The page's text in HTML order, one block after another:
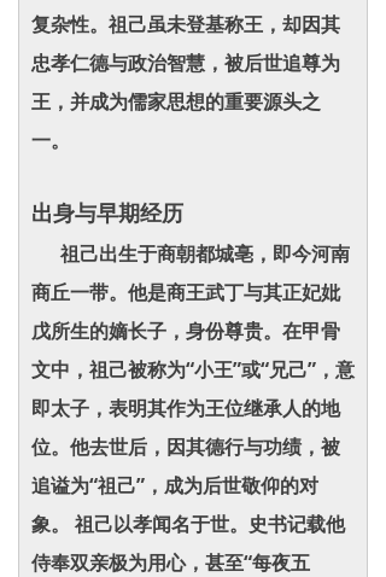
复杂性。祖己虽未登基称王，却因其
忠孝仁德与政治智慧，被后世追尊为
王，并成为儒家思想的重要源头之
一。
出身与早期经历
祖己出生于商朝都城亳，即今河南
商丘一带。他是商王武丁与其正妃妣
戊所生的嫡长子，身份尊贵。在甲骨
文中，祖己被称为“小王”或“兄己”，意
即太子，表明其作为王位继承人的地
位。他去世后，因其德行与功绩，被
追谥为“祖己”，成为后世敬仰的对
象。 祖己以孝闻名于世。史书记载他
侍奉双亲极为用心，甚至“每夜五